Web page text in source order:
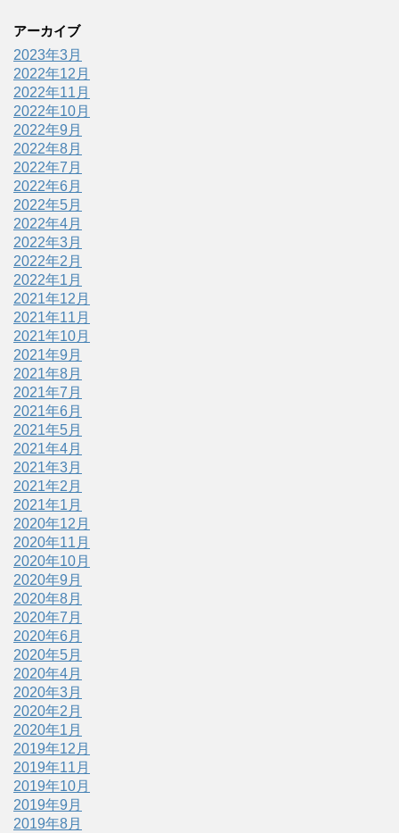
アーカイブ
2023年3月
2022年12月
2022年11月
2022年10月
2022年9月
2022年8月
2022年7月
2022年6月
2022年5月
2022年4月
2022年3月
2022年2月
2022年1月
2021年12月
2021年11月
2021年10月
2021年9月
2021年8月
2021年7月
2021年6月
2021年5月
2021年4月
2021年3月
2021年2月
2021年1月
2020年12月
2020年11月
2020年10月
2020年9月
2020年8月
2020年7月
2020年6月
2020年5月
2020年4月
2020年3月
2020年2月
2020年1月
2019年12月
2019年11月
2019年10月
2019年9月
2019年8月